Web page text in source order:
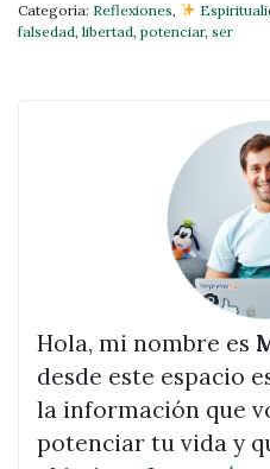
Categoría: Reflexiones,
falsedad, libertad, potenciar, ser
Hola, mi nombre es
desde este espacio
la información que
potenciar tu vida y